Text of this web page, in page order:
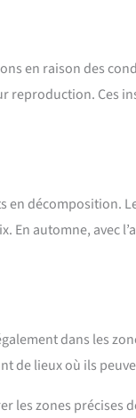
en raison des
Ces
décomposition.
automne, avec
dans les
de lieux où ils
les zones